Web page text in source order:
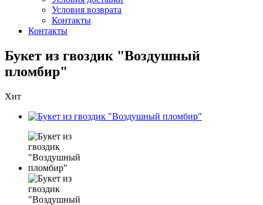
Условия возврата
Контакты
Контакты
Букет из гвоздик "Воздушный
пломбир"
Хит